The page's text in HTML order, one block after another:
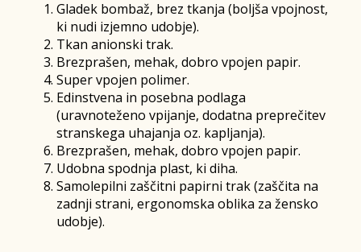
Gladek bombaž, brez tkanja (boljša vpojnost,
ki nudi izjemno udobje).
Tkan anionski trak.
Brezprašen, mehak, dobro vpojen papir.
Super vpojen polimer.
Edinstvena in posebna podlaga
(uravnoteženo vpijanje, dodatna preprečitev
stranskega uhajanja oz. kapljanja).
Brezprašen, mehak, dobro vpojen papir.
Udobna spodnja plast, ki diha.
Samolepilni zaščitni papirni trak (zaščita na
zadnji strani, ergonomska oblika za žensko
udobje).